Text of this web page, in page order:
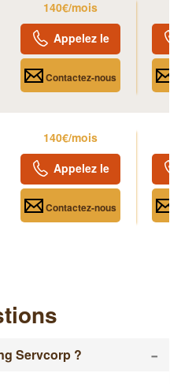
140€/mois
Appelez le
Contactez-nous
140€/mois
Appelez le
Contactez-nous
Servcorp ? -